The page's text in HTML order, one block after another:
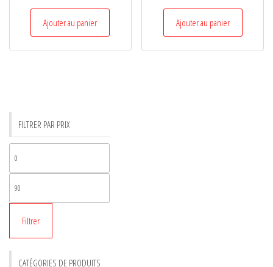
Ajouter au panier Ajouter au panier
FILTRER PAR PRIX
min
max
Filtrer
CATÉGORIES DE PRODUITS